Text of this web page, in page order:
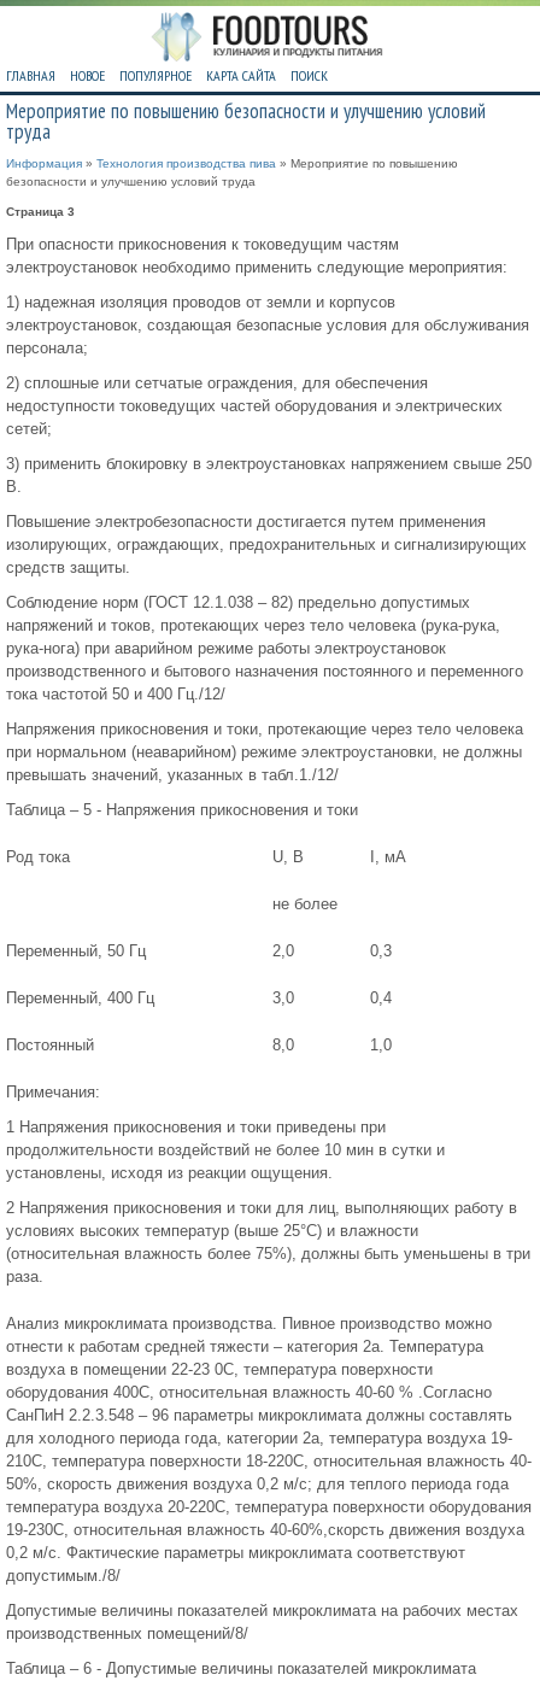
ГЛАВНАЯ НОВОЕ ПОПУЛЯРНОЕ КАРТА САЙТА ПОИСК
Мероприятие по повышению безопасности и улучшению условий
труда
Информация » Технология производства пива » Мероприятие по повышению
безопасности и улучшению условий труда
Страница 3
При опасности прикосновения к токоведущим частям
электроустановок необходимо применить следующие мероприятия:
1) надежная изоляция проводов от земли и корпусов
электроустановок, создающая безопасные условия для обслуживания
персонала;
2) сплошные или сетчатые ограждения, для обеспечения
недоступности токоведущих частей оборудования и электрических
сетей;
3) применить блокировку в электроустановках напряжением свыше 250
В.
Повышение электробезопасности достигается путем применения
изолирующих, ограждающих, предохранительных и сигнализирующих
средств защиты.
Соблюдение норм (ГОСТ 12.1.038 – 82) предельно допустимых
напряжений и токов, протекающих через тело человека (рука-рука,
рука-нога) при аварийном режиме работы электроустановок
производственного и бытового назначения постоянного и переменного
тока частотой 50 и 400 Гц./12/
Напряжения прикосновения и токи, протекающие через тело человека
при нормальном (неаварийном) режиме электроустановки, не должны
превышать значений, указанных в табл.1./12/
Таблица – 5 - Напряжения прикосновения и токи
Род тока U, В I, мА
не более
Переменный, 50 Гц 2,0 0,3
Переменный, 400 Гц 3,0 0,4
Постоянный 8,0 1,0
Примечания:
1 Напряжения прикосновения и токи приведены при
продолжительности воздействий не более 10 мин в сутки и
установлены, исходя из реакции ощущения.
2 Напряжения прикосновения и токи для лиц, выполняющих работу в
условиях высоких температур (выше 25°С) и влажности
(относительная влажность более 75%), должны быть уменьшены в три
раза.
Анализ микроклимата производства. Пивное производство можно
отнести к работам средней тяжести – категория 2а. Температура
воздуха в помещении 22-23 0С, температура поверхности
оборудования 400С, относительная влажность 40-60 % .Согласно
СанПиН 2.2.3.548 – 96 параметры микроклимата должны составлять
для холодного периода года, категории 2а, температура воздуха 19-
210С, температура поверхности 18-220С, относительная влажность 40-
50%, скорость движения воздуха 0,2 м/с; для теплого периода года
температура воздуха 20-220С, температура поверхности оборудования
19-230С, относительная влажность 40-60%,скорсть движения воздуха
0,2 м/с. Фактические параметры микроклимата соответствуют
допустимым./8/
Допустимые величины показателей микроклимата на рабочих местах
производственных помещений/8/
Таблица – 6 - Допустимые величины показателей микроклимата